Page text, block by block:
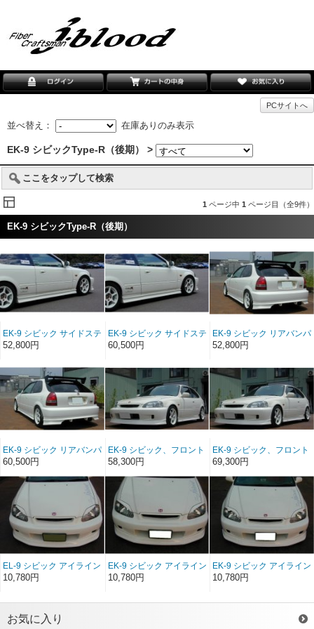
PCサイトへ
並べ替え： 在庫ありのみ表示
EK-9 シビックType-R（後期） >
ここをタップして検索
1 ページ中 1 ページ目（全9件）
EK-9 シビックType-R（後期）
EK-9 シビック サイドステ
ップ FRP（EK3ドア）
52,800円
EK-9 シビック サイドステ
ップ ソフトFRP（EK3ド
60,500円
EK-9 シビック リアバンパ
ースポイラー FRP（EK3
52,800円
EK-9 シビック リアバンパ
ースポイラー ソフト
FRP（EK3ドア）（前/後
期）
60,500円
EK-9 シビック、フロント
バンパースポイラー
FRP（EK3ドア）（後
期）
58,300円
EK-9 シビック、フロント
バンパースポイラー ソフ
トFRP（EK3ドア）（後
期）
69,300円
EL-9 シビック アイライン
タイプ1 （EK3ドア）（後
10,780円
EK-9 シビック アイライン
タイプ2 （EK3ドア）（後
10,780円
EK-9 シビック アイライン
タイプ3 （EK3ドア）（後
10,780円
お気に入り